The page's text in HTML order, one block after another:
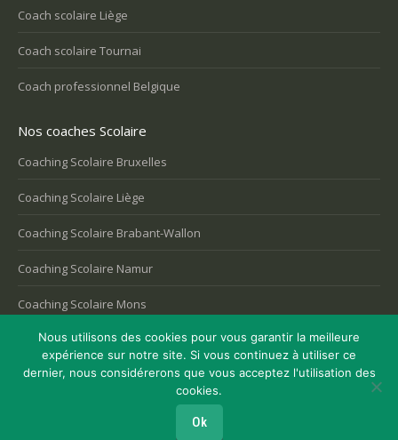
Coach scolaire Liège
Coach scolaire Tournai
Coach professionnel Belgique
Nos coaches Scolaire
Coaching Scolaire Bruxelles
Coaching Scolaire Liège
Coaching Scolaire Brabant-Wallon
Coaching Scolaire Namur
Coaching Scolaire Mons
Copyright © 2026Coaching Belgique , tous droits réservés.
Privium – Des services qui soutiennent vos soins. Pour
psychologues, psychotherapeutes et hypnotherapeutes.
RGPD - Politique de Protection de la Vie Privée
Nous utilisons des cookies pour vous garantir la meilleure
expérience sur notre site. Si vous continuez à utiliser ce
dernier, nous considérerons que vous acceptez l'utilisation des
cookies.
Ok